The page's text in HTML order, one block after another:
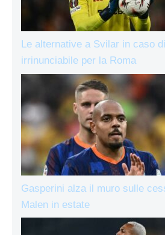
Le alternative a Svilar in caso
irrinunciabile per la Roma
Gasperini alza il muro sulle
Malen in estate